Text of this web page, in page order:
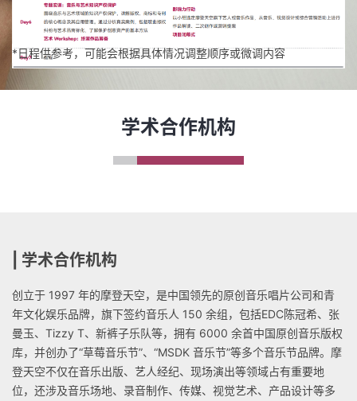
*日程供参考，可能会根据具体情况调整顺序或微调内容
学术合作机构
| 学术合作机构
创立于 1997 年的摩登天空，是中国领先的原创音乐唱片公司和青
年文化娱乐品牌，旗下签约音乐人 150 余组，包括EDC陈冠希、张
曼玉、Tizzy T、新裤子乐队等，拥有 6000 余首中国原创音乐版权
库，并创办了“草莓音乐节”、“MSDK 音乐节”等多个音乐节品牌。摩
登天空不仅在音乐出版、艺人经纪、现场演出等领域占有重要地
位，还涉及音乐场地、录音制作、传媒、视觉艺术、产品设计等多